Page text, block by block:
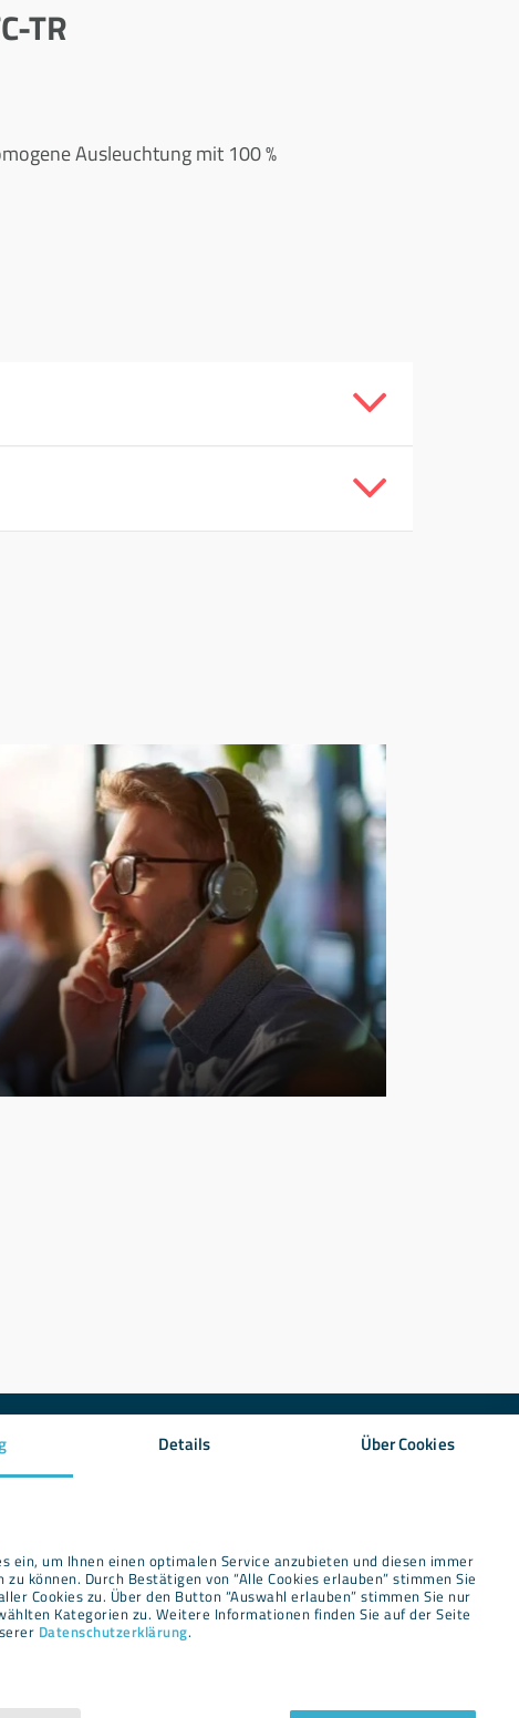
Details Über Cookies
ein, um Ihnen einen optimalen Service anzubieten und diesen immer
können. Durch Bestätigen von “Alle Cookies erlauben” stimmen Sie
Cookies zu. Über den Button “Auswahl erlauben” stimmen Sie nur
Kategorien zu. Weitere Informationen finden Sie auf der Seite
Datenschutzerklärung.
TR
Ausleuchtung mit 100 %